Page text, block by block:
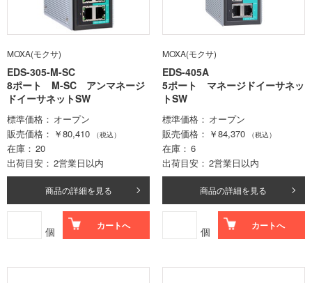
MOXA(モクサ)
EDS-305-M-SC
8ポート M-SC アンマネージ
ドイーサネットSW
標準価格
オープン
販売価格
￥80,410 （税込）
在庫
20
出荷目安
2営業日以内
商品の詳細を見る
個 カートへ
MOXA(モクサ)
EDS-405A
5ポート マネージドイーサネッ
トSW
標準価格
オープン
販売価格
￥84,370 （税込）
在庫
6
出荷目安
2営業日以内
商品の詳細を見る
個 カートへ